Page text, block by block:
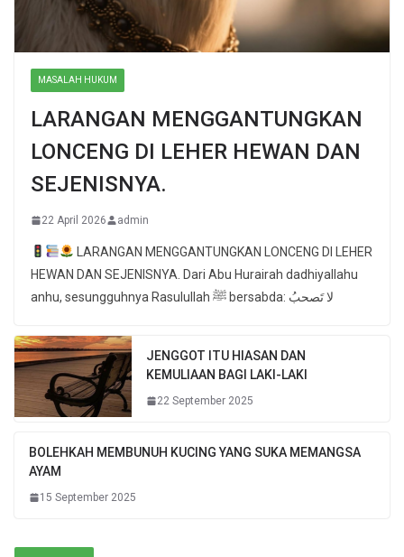
MASALAH HUKUM
LARANGAN MENGGANTUNGKAN
LONCENG DI LEHER HEWAN DAN
SEJENISNYA.
22 April 2026 admin
LARANGAN MENGGANTUNGKAN LONCENG DI LEHER
HEWAN DAN SEJENISNYA. Dari Abu Hurairah dadhiyallahu
anhu, sesungguhnya Rasulullah ﷺ bersabda: لا تَصحبُ
JENGGOT ITU HIASAN DAN
KEMULIAAN BAGI LAKI-LAKI
22 September 2025
BOLEHKAH MEMBUNUH KUCING YANG SUKA MEMANGSA
AYAM
15 September 2025